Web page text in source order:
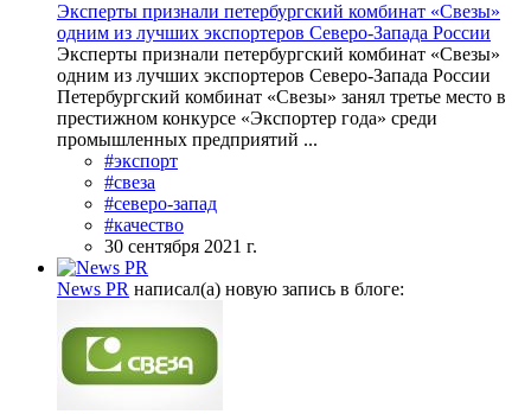
Эксперты признали петербургский комбинат «Свезы»
одним из лучших экспортеров Северо-Запада России
Эксперты признали петербургский комбинат «Свезы»
одним из лучших экспортеров Северо-Запада России
Петербургский комбинат «Свезы» занял третье место в
престижном конкурсе «Экспортер года» среди
промышленных предприятий ...
#экспорт
#свеза
#северо-запад
#качество
30 сентября 2021 г.
News PR написал(а) новую запись в блоге: